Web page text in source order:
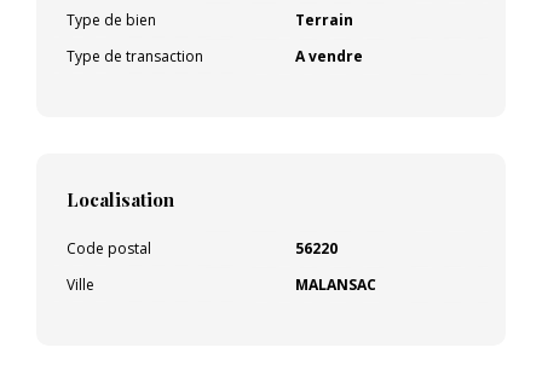
Type de bien
Terrain
Type de transaction
A vendre
Localisation
Code postal
56220
Ville
MALANSAC